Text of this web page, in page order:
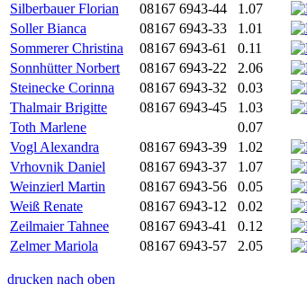
Silberbauer Florian
08167 6943-44 1.07
Soller Bianca
08167 6943-33 1.01
Sommerer Christina
08167 6943-61 0.11
Sonnhütter Norbert
08167 6943-22 2.06
Steinecke Corinna
08167 6943-32 0.03
Thalmair Brigitte
08167 6943-45 1.03
Toth Marlene
0.07
Vogl Alexandra
08167 6943-39 1.02
Vrhovnik Daniel
08167 6943-37 1.07
Weinzierl Martin
08167 6943-56 0.05
Weiß Renate
08167 6943-12 0.02
Zeilmaier Tahnee
08167 6943-41 0.12
Zelmer Mariola
08167 6943-57 2.05
drucken nach oben